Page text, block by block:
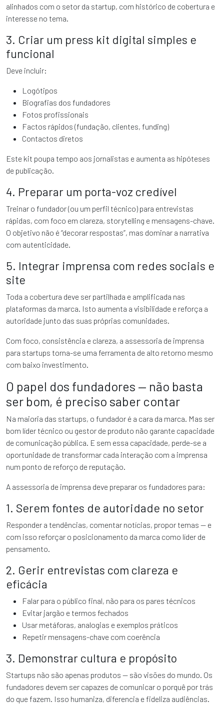
alinhados com o setor da startup, com histórico de cobertura e
interesse no tema.
3. Criar um press kit digital simples e
funcional
Deve incluir:
Logótipos
Biografias dos fundadores
Fotos profissionais
Factos rápidos (fundação, clientes, funding)
Contactos diretos
Este kit poupa tempo aos jornalistas e aumenta as hipóteses
de publicação.
4. Preparar um porta-voz credível
Treinar o fundador (ou um perfil técnico) para entrevistas
rápidas, com foco em clareza, storytelling e mensagens-chave.
O objetivo não é “decorar respostas”, mas dominar a narrativa
com autenticidade.
5. Integrar imprensa com redes sociais e
site
Toda a cobertura deve ser partilhada e amplificada nas
plataformas da marca. Isto aumenta a visibilidade e reforça a
autoridade junto das suas próprias comunidades.
Com foco, consistência e clareza, a assessoria de imprensa
para startups torna-se uma ferramenta de alto retorno mesmo
com baixo investimento.
O papel dos fundadores — não basta
ser bom, é preciso saber contar
Na maioria das startups, o fundador é a cara da marca. Mas ser
bom líder técnico ou gestor de produto não garante capacidade
de comunicação pública. E sem essa capacidade, perde-se a
oportunidade de transformar cada interação com a imprensa
num ponto de reforço de reputação.
A assessoria de imprensa deve preparar os fundadores para:
1. Serem fontes de autoridade no setor
Responder a tendências, comentar notícias, propor temas — e
com isso reforçar o posicionamento da marca como líder de
pensamento.
2. Gerir entrevistas com clareza e
eficácia
Falar para o público final, não para os pares técnicos
Evitar jargão e termos fechados
Usar metáforas, analogias e exemplos práticos
Repetir mensagens-chave com coerência
3. Demonstrar cultura e propósito
Startups não são apenas produtos — são visões do mundo. Os
fundadores devem ser capazes de comunicar o porquê por trás
do que fazem. Isso humaniza, diferencia e fideliza audiências.